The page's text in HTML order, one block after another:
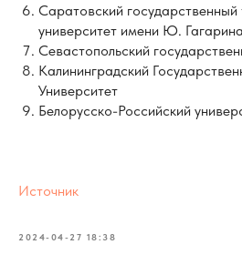
Саратовский государственный
университет имени Ю. Гагарина
Севастопольский
Калининградский
Университет
Белорусско-Российский
Источник
2024-04-27 18:38